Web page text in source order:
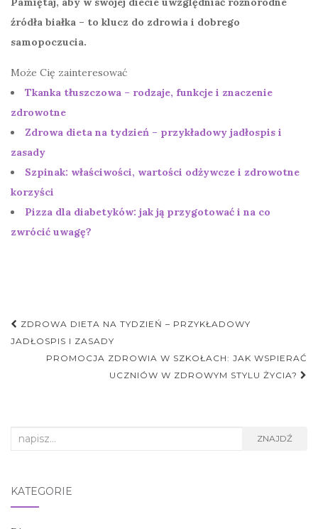
źródła białka – to klucz do zdrowia i dobrego
samopoczucia.
Może Cię zainteresować
Tkanka tłuszczowa – rodzaje, funkcje i znaczenie
zdrowotne
Zdrowa dieta na tydzień – przykładowy jadłospis i
zasady
Szpinak: właściwości, wartości odżywcze i zdrowotne
korzyści
Pizza dla diabetyków: jak ją przygotować i na co
zwrócić uwagę?
Nawigacja
postu
ZDROWA DIETA NA TYDZIEŃ – PRZYKŁADOWY
JADŁOSPIS I ZASADY
PROMOCJA ZDROWIA W SZKOŁACH: JAK WSPIERAĆ
UCZNIÓW W ZDROWYM STYLU ŻYCIA?
Search
ZNAJDŹ
KATEGORIE